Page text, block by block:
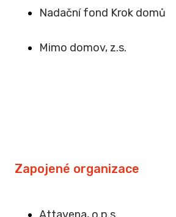
Nadační fond Krok domů
Mimo domov, z.s.
Zapojené organizace